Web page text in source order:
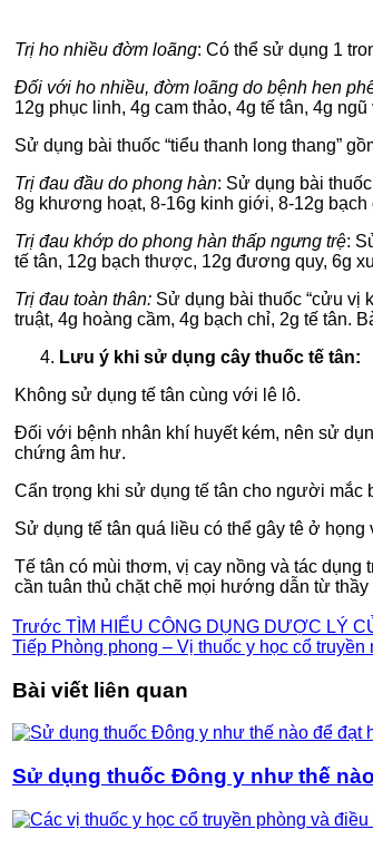
Trị ho nhiều đờm loãng: Có thể sử dụng 1
Đối với ho nhiều, đờm loãng do bệnh hen
12g phục linh, 4g cam thảo, 4g tế tân, 4g
Sử dụng bài thuốc “tiểu thanh long thang”
Trị đau đầu do phong hàn: Sử dụng bài
8g khương hoạt, 8-16g kinh giới, 8-12g bạch
Trị đau khớp do phong hàn thấp ngưng trệ:
tế tân, 12g bạch thược, 12g đương quy, 6g
Trị đau toàn thân: Sử dụng bài thuốc “cửu vị
truật, 4g hoàng cầm, 4g bạch chỉ, 2g tế tân.
Lưu ý khi sử dụng cây thuốc tế tân:
Không sử dụng tế tân cùng với lê lô.
Đối với bệnh nhân khí huyết kém, nên sử
chứng âm hư.
Cẩn trọng khi sử dụng tế tân cho người mắc
Sử dụng tế tân quá liều có thể gây tê ở
Tế tân có mùi thơm, vị cay nồng và tác
cần tuân thủ chặt chẽ mọi hướng dẫn từ thầy
Trước TÌM HIỂU CÔNG DỤNG DƯỢC LÝ
Tiếp Phòng phong – Vị thuốc y học cổ truyền
Bài viết liên quan
Sử dụng thuốc Đông y như thế